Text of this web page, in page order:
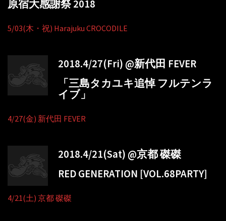
原宿大感謝祭 2018
5/03(木・祝) Harajuku CROCODILE
2018.4/27(Fri) @新代田 FEVER
「三島タカユキ追悼 フルテンラ
イブ」
4/27(金) 新代田 FEVER
2018.4/21(Sat) @京都 磔磔
RED GENERATION [VOL.68PARTY]
4/21(土) 京都 磔磔